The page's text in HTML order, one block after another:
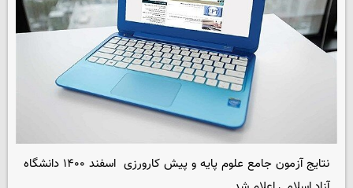
نتایج آزمون جامع علوم پایه و پیش کارورزی اسفند ۱۴۰۰ دانشگاه